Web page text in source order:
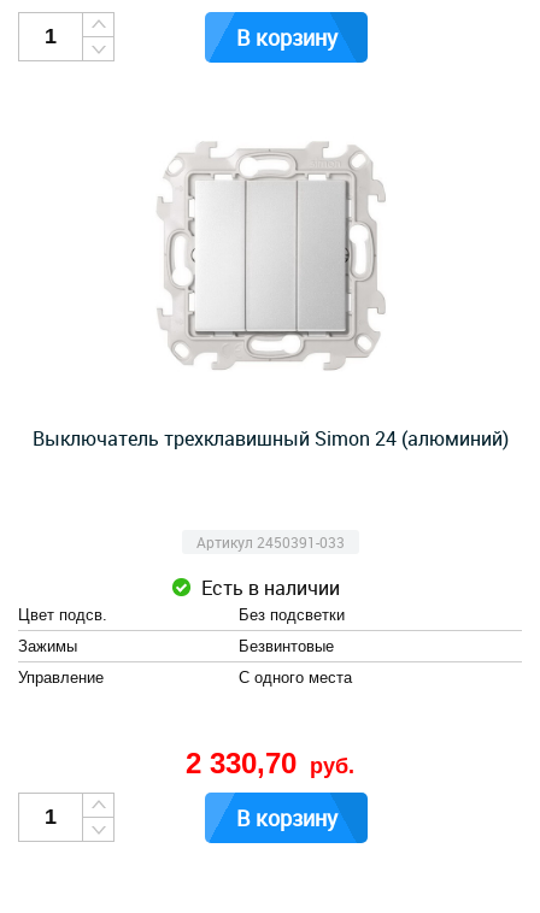
В корзину
Выключатель трехклавишный Simon 24 (алюминий)
Артикул 2450391-033
Есть в наличии
Цвет подсв.
Без подсветки
Зажимы
Безвинтовые
Управление
С одного места
2 330,70 руб.
В корзину